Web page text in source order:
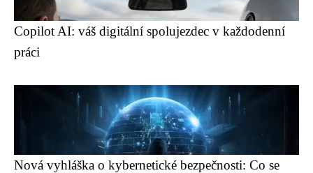
Copilot AI: váš digitální spolujezdec v každodenní
práci
Nová vyhláška o kybernetické bezpečnosti: Co se